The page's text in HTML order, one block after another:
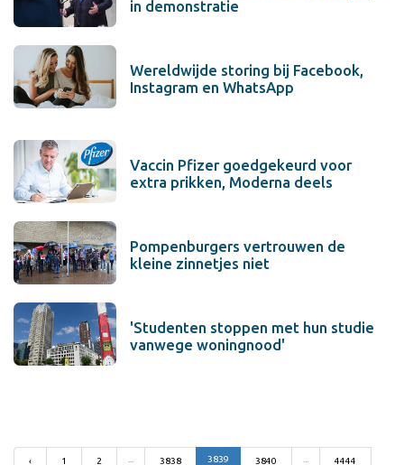
in demonstratie
Wereldwijde storing bij Facebook,
Instagram en WhatsApp
Vaccin Pfizer goedgekeurd voor
extra prikken, Moderna deels
Pompenburgers vertrouwen de
kleine zinnetjes niet
'Studenten stoppen met hun studie
vanwege woningnood'
‹ 1 2 3838 3839 3840 4444